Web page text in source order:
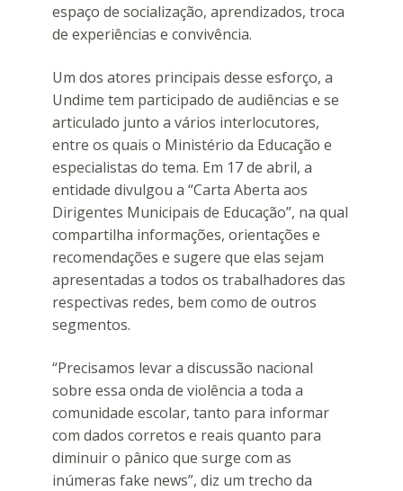
espaço de socialização, aprendizados, troca
de experiências e convivência.
Um dos atores principais desse esforço, a
Undime tem participado de audiências e se
articulado junto a vários interlocutores,
entre os quais o Ministério da Educação e
especialistas do tema. Em 17 de abril, a
entidade divulgou a “Carta Aberta aos
Dirigentes Municipais de Educação”, na qual
compartilha informações, orientações e
recomendações e sugere que elas sejam
apresentadas a todos os trabalhadores das
respectivas redes, bem como de outros
segmentos.
“Precisamos levar a discussão nacional
sobre essa onda de violência a toda a
comunidade escolar, tanto para informar
com dados corretos e reais quanto para
diminuir o pânico que surge com as
inúmeras fake news”, diz um trecho da